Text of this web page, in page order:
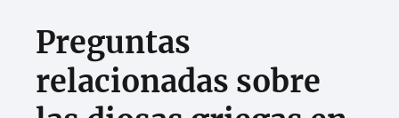
Preguntas
relacionadas sobre